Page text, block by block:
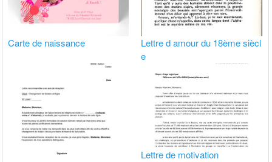
Carte de naissance
Lettre d amour du 18ème siècl
e
Lettre de motivation